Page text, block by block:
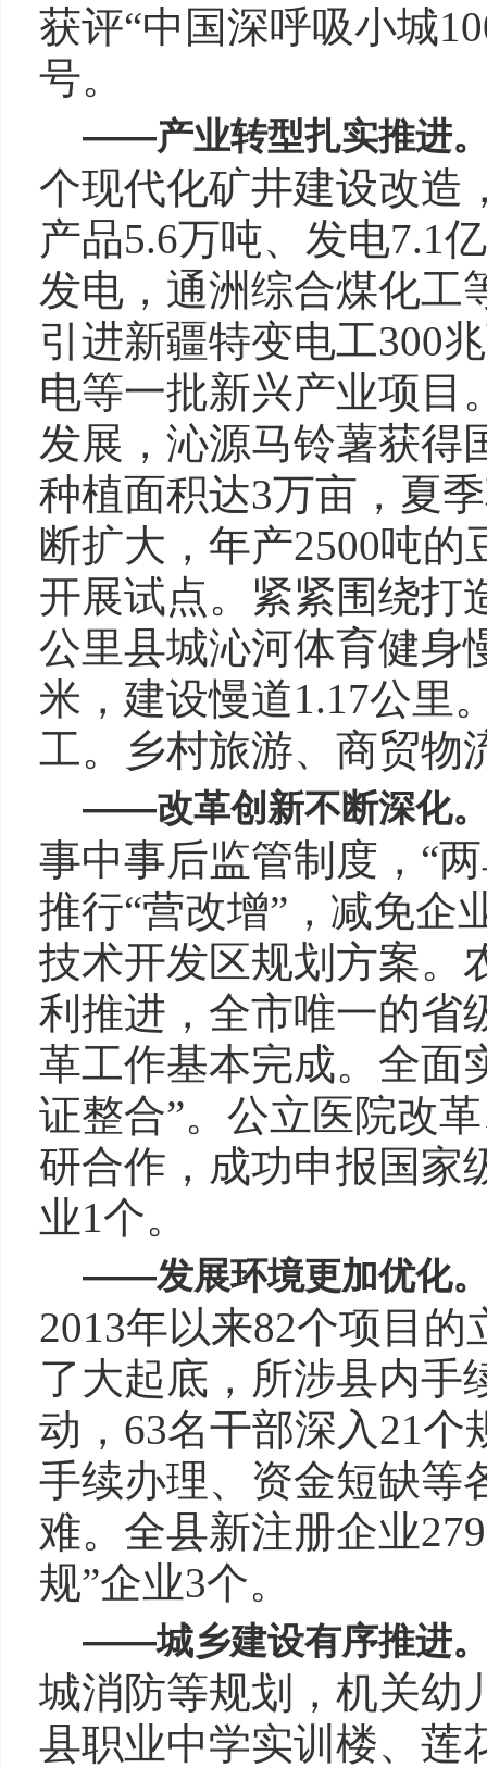
获评“中国深呼吸小城
号。
——产业转型扎实推进
个现代化矿井建设改造
产品5.6万吨、发电7.1
发电，通洲综合煤化工
引进新疆特变电工300
电等一批新兴产业项目
发展，沁源马铃薯获得
种植面积达3万亩，夏
断扩大，年产2500吨
开展试点。紧紧围绕打
公里县城沁河体育健身
米，建设慢道1.17公里
工。乡村旅游、商贸物
——改革创新不断深化
事中事后监管制度，“
推行“营改增”，减免企
技术开发区规划方案。
利推进，全市唯一的省
革工作基本完成。全面
证整合”。公立医院改
研合作，成功申报国家
业1个。
——发展环境更加优化
2013年以来82个项目
了大起底，所涉县内手
动，63名干部深入21
手续办理、资金短缺等
难。全县新注册企业
规”企业3个。
——城乡建设有序推进
城消防等规划，机关幼
县职业中学实训楼、莲